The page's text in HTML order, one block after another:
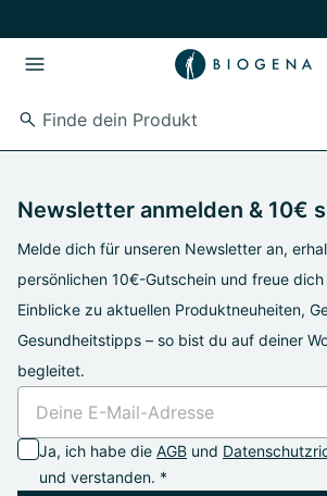
Newsletter anmelden & 10€
Melde dich für unseren Newsletter an,
persönlichen 10€-Gutschein und freue
Einblicke zu aktuellen Produktneuheiten,
Gesundheitstipps – so bist du auf deiner
begleitet.
Ja, ich habe die AGB und
und verstanden. *